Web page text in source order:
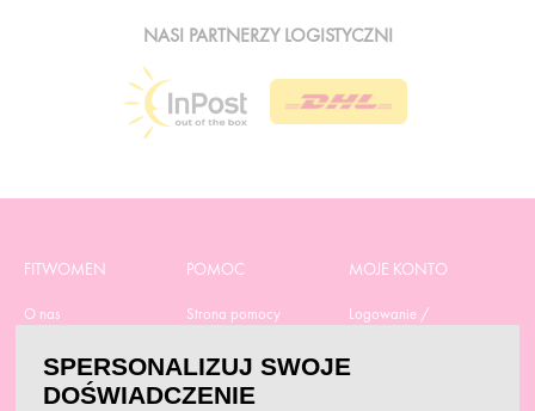
NASI PARTNERZY LOGISTYCZNI
FITWOMEN
O nas
RODO
Obowiązek
POMOC
Strona pomocy
Regulamin zakupów
Aktualne promocje
MOJE KONTO
Logowanie /
Moje zamówienia
SPERSONALIZUJ SWOJE
DOŚWIADCZENIE